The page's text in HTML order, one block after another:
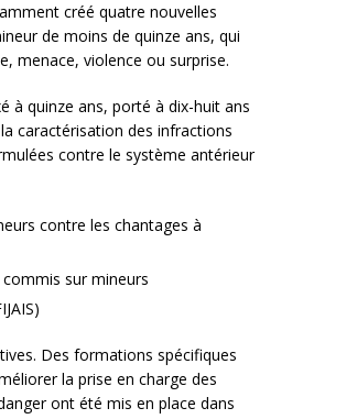
créé quatre nouvelles
de moins de quinze ans, qui
menace, violence ou surprise.
à quinze ans, porté à dix-huit ans
caractérisation des infractions
contre le système antérieur
contre les chantages à
sur mineurs
Des formations spécifiques
la prise en charge des
ont été mis en place dans